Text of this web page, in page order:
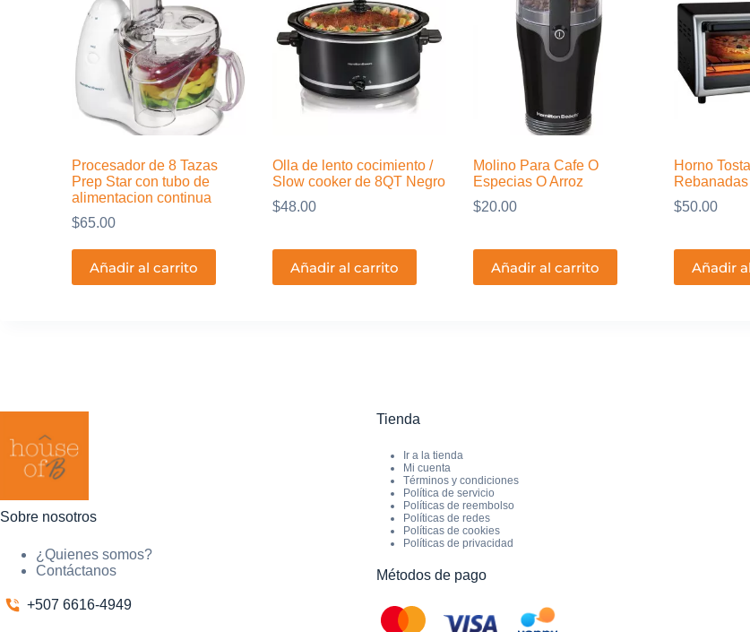
Procesador de 8 Tazas
Prep Star con tubo de
alimentacion continua
$65.00
Añadir al carrito
Olla de lento cocimiento /
Slow cooker de 8QT Negro
$48.00
Añadir al carrito
Molino Para Cafe O
Especias O Arroz
$20.00
Añadir al carrito
Horno
Rebanadas
$50.00
Añadir
Sobre nosotros
¿Quienes somos?
Contáctanos
+507 6616-4949
Tienda
Ir a la tienda
Mi cuenta
Términos y condiciones
Política de servicio
Políticas de reembolso
Políticas de redes
Políticas de cookies
Políticas de privacidad
Métodos de pago